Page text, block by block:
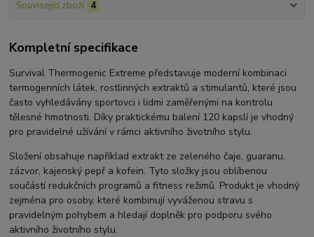
Související zboží 4
Kompletní specifikace
Survival Thermogenic Extreme představuje moderní kombinaci
termogenních látek, rostlinných extraktů a stimulantů, které jsou
často vyhledávány sportovci i lidmi zaměřenými na kontrolu
tělesné hmotnosti. Díky praktickému balení 120 kapslí je vhodný
pro pravidelné užívání v rámci aktivního životního stylu.
Složení obsahuje například extrakt ze zeleného čaje, guaranu,
zázvor, kajenský pepř a kofein. Tyto složky jsou oblíbenou
součástí redukčních programů a fitness režimů. Produkt je vhodný
zejména pro osoby, které kombinují vyváženou stravu s
pravidelným pohybem a hledají doplněk pro podporu svého
aktivního životního stylu.